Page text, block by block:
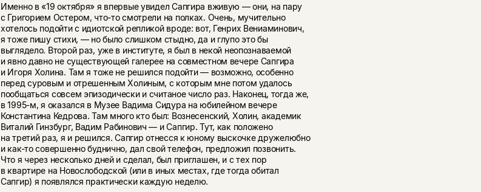
Именно в «19 октября» я впервые увидел Сапгира вживую — они, на пару
с Григорием Остером, что-то смотрели на полках. Очень, мучительно
хотелось подойти с идиотской репликой вроде: вот, Генрих Вениаминович,
я тоже пишу стихи, — но было слишком стыдно, да и глупо это бы
выглядело. Второй раз, уже в институте, я был в некой неопознаваемой
и явно давно не существующей галерее на совместном вечере Сапгира
и Игоря Холина. Там я тоже не решился подойти — возможно, особенно
перед суровым и отрешенным Холиным, с которым мне потом удалось
пообщаться совсем эпизодически и считаное число раз. Наконец, тогда же,
в1995-м, я оказался в Музее Вадима Сидура на юбилейном вечере
Константина Кедрова. Там много кто был: Вознесенский, Холин, академик
Виталий Гинзбург, Вадим Рабинович — и Сапгир. Тут, как положено
на третий раз, я и решился. Сапгир отнесся к юному выскочке дружелюбно
и как-то совершенно буднично, дал свой телефон, предложил позвонить.
Что я через несколько дней и сделал, был приглашен, и с тех пор
в квартире на Новослободской (или в иных местах, где тогда обитал
Сапгир) я появлялся практически каждую неделю.